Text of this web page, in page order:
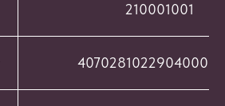
210001001